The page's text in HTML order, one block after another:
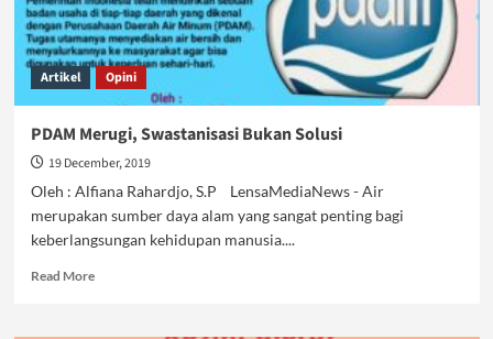
Artikel Opini
PDAM Merugi, Swastanisasi Bukan Solusi
19 December, 2019
Oleh : Alfiana Rahardjo, S.P LensaMediaNews - Air
merupakan sumber daya alam yang sangat penting bagi
keberlangsungan kehidupan manusia....
Read MoreRead
PDAM